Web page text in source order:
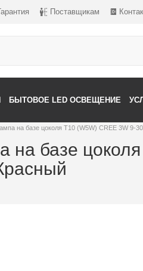
Поставщикам
БЫТОВОЕ LED ОСВЕЩЕНИЕ
на базе цоколя T10 (W5W) CREE 3W 9-
на базе цоколя